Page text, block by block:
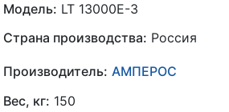
Модель: LT 13000E-3
Страна производства: Россия
Производитель: АМПЕРОС
Вес, кг: 150